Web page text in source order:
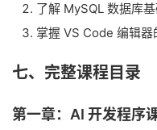
了解 MySQL 数据库
掌握 VS Code 编辑器
七、完整课程目录
第一章：AI 开发程序